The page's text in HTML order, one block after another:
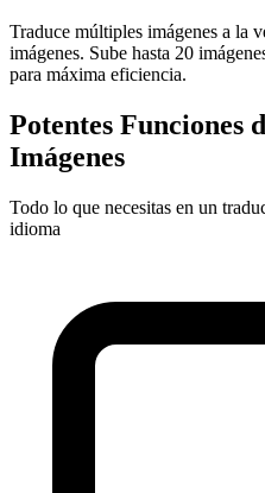
Traduce múltiples imágenes a la
imágenes. Sube hasta 20
para máxima eficiencia.
Potentes Funciones
Imágenes
Todo lo que necesitas en un
idioma